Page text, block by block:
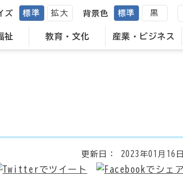
祉 教育・文化 産業・ビジネス
ズ 標準 拡大 背景色 標準 黒
更新日： 2023年01月16日